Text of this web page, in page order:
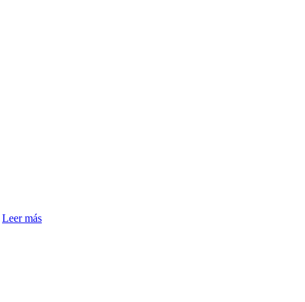
Leer más